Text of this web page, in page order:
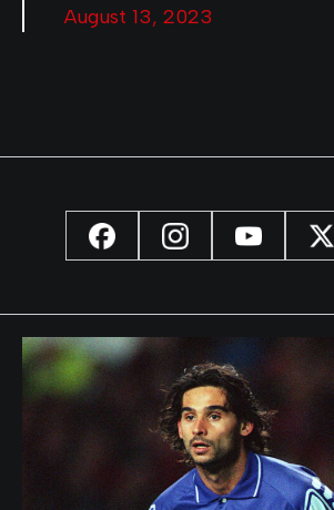
August 13, 2023